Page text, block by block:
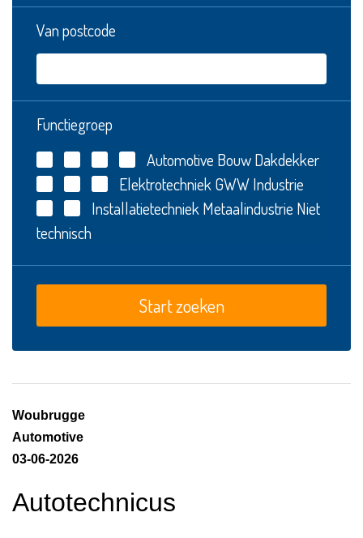
Van postcode
Functiegroep
Automotive BouwDakdekker
Elektrotechniek GWWIndustrie
Installatietechniek Metaalindustrie Niet
technisch
Woubrugge
Automotive
03-06-2026
Autotechnicus